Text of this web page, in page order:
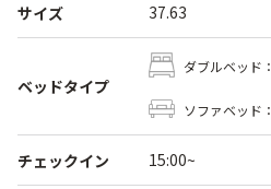
サイズ 37.63
ベッドタイプ
ダブルベッド：
ソファベッド：
チェックイン 15:00~